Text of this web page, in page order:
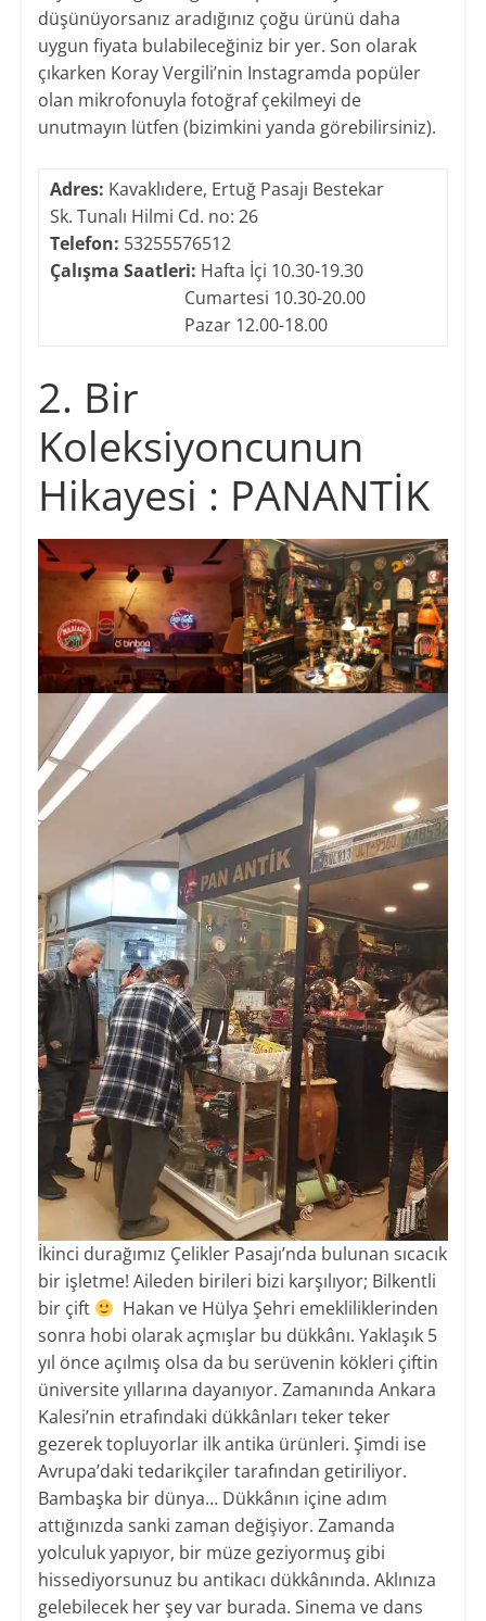
düşünüyorsanız aradığınız çoğu ürünü daha
uygun fiyata bulabileceğiniz bir yer. Son olarak
çıkarken Koray Vergili’nin Instagramda popüler
olan mikrofonuyla fotoğraf çekilmeyi de
unutmayın lütfen (bizimkini yanda görebilirsiniz).
Adres: Kavaklıdere, Ertuğ Pasajı Bestekar
Sk. Tunalı Hilmi Cd. no: 26
Telefon: 53255576512
Çalışma Saatleri: Hafta İçi 10.30-19.30
Cumartesi 10.30-20.00
​ Pazar 12.00-18.00
2. Bir
Koleksiyoncunun
Hikayesi : PANANTİK
İkinci durağımız Çelikler Pasajı’nda bulunan sıcacık
bir işletme! Aileden birileri bizi karşılıyor; Bilkentli
bir çift
Hakan ve Hülya Şehri emekliliklerinden
sonra hobi olarak açmışlar bu dükkânı. Yaklaşık 5
yıl önce açılmış olsa da bu serüvenin kökleri çiftin
üniversite yıllarına dayanıyor. Zamanında Ankara
Kalesi’nin etrafındaki dükkânları teker teker
gezerek topluyorlar ilk antika ürünleri. Şimdi ise
Avrupa’daki tedarikçiler tarafından getiriliyor.
Bambaşka bir dünya… Dükkânın içine adım
attığınızda sanki zaman değişiyor. Zamanda
yolculuk yapıyor, bir müze geziyormuş gibi
hissediyorsunuz bu antikacı dükkânında. Aklınıza
gelebilecek her şey var burada. Sinema ve dans